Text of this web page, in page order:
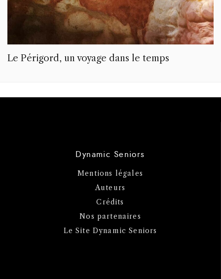
Le Périgord, un voyage dans le temps
Dynamic Seniors
Mentions légales
Auteurs
Crédits
Nos partenaires
Le Site Dynamic Seniors